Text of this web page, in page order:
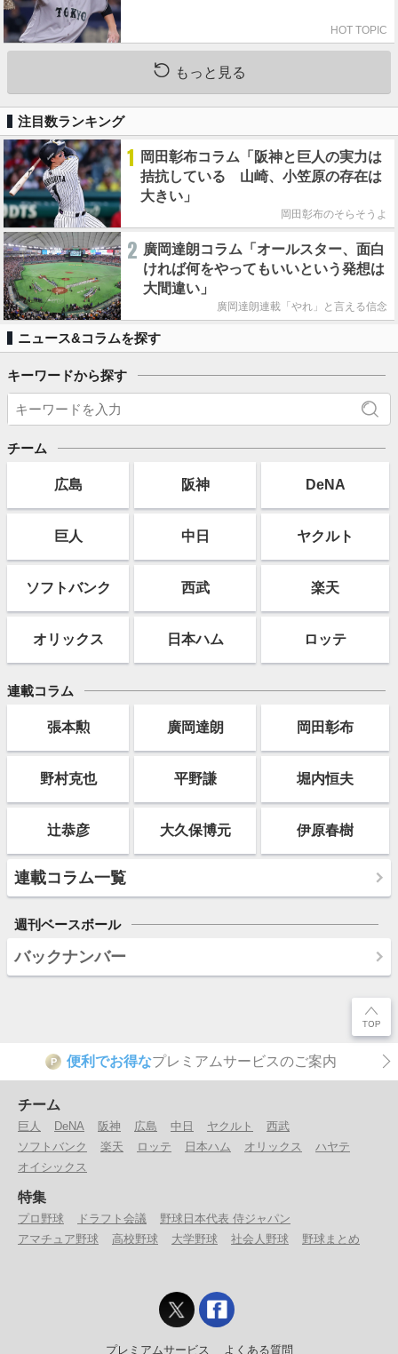
HOT TOPIC
もっと見る
注目数ランキング
1
岡田彰布コラム「阪神と巨人の実力は
拮抗している 山崎、小笠原の存在は
大きい」
岡田彰布のそらそうよ
2 廣岡達朗コラム「オールスター、面白
ければ何をやってもいいという発想は
大間違い」
廣岡達朗連載「やれ」と言える信念
ニュース&コラムを探す
キーワードから探す
チーム
広島 阪神 DeNA
巨人 中日 ヤクルト
ソフトバンク 西武 楽天
オリックス 日本ハム ロッテ
連載コラム
張本勲 廣岡達朗 岡田彰布
野村克也 平野謙 堀内恒夫
辻恭彦 大久保博元 伊原春樹
連載コラム一覧
週刊ベースボール
バックナンバー
P 便利でお得なプレミアムサービスのご案内
チーム
巨人 DeNA 阪神 広島 中日 ヤクルト
西武
ソフトバンク
楽天 ロッテ 日本ハム オリックス
ハヤテ
オイシックス
特集
プロ野球 ドラフト会議
野球日本代表 侍ジャパン
アマチュア野球
高校野球 大学野球 社会人野球 野球まとめ
プレミアムサービス よくある質問